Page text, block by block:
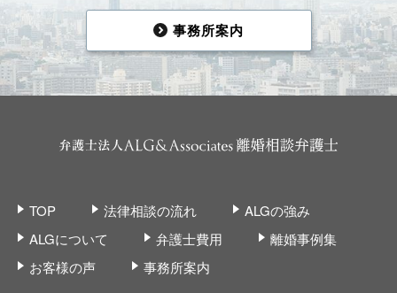
事務所案内
TOP 法律相談の流れ
ALGの強み
ALGについて
弁護士費用
離婚事例集
お客様の声
事務所案内